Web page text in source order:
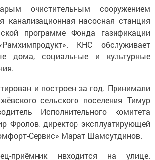
очистительным сооружением
канализационная насосная станция
программе Фонда газификации
КНС обслуживает
дома, социальные и культурные
и построен за год. Принимали
сельского поселения Тимур
Исполнительного комитета
Фролов, директор эксплуатирующей
Сервис» Марат Шамсутдинов.
приёмник нвходится на улице.